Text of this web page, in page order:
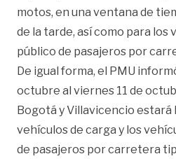
motos, en una ventana de
de la tarde, así como para
público de pasajeros por
De igual forma, el PMU
octubre al viernes 11 de
Bogotá y Villavicencio estará
vehículos de carga y los
de pasajeros por carretera